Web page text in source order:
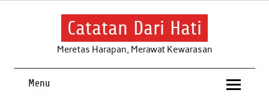
Skip
Catatan Dari Hati
Meretas Harapan, Merawat Kewarasan
Menu